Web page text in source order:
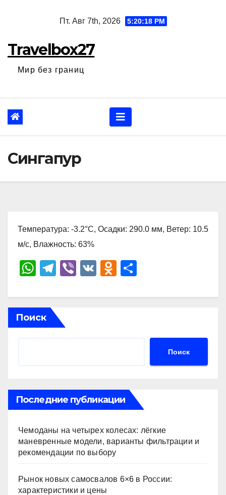
Пт. Авг 7th, 2026 5:20:19 PM
Travelbox27
Мир без границ
Сингапур
Температура: -3.2°C, Осадки: 290.0 мм, Ветер: 10.5
м/с, Влажность: 63%
W
at
s
A
T
e
gr
a
Vi
er
V
O
n
ki
р
ть
Поиск
Поиск
Последние публикации
Чемоданы на четырех колесах: лёгкие
маневренные модели, варианты фильтрации и
рекомендации по выбору
Рынок новых самосвалов 6×6 в России:
характеристики и цены